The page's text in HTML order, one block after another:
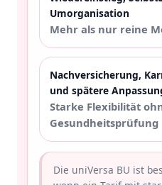
Umorganisation
Mehr als nur reine
Nachversicherung,
und spätere
Starke Flexibilität
Gesundheitsprüfung
Die uniVersa BU ist